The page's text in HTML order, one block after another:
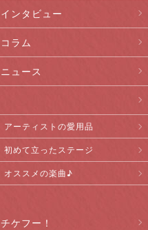
インタビュー
コラム
ニュース
アーティストの愛用品
初めて立ったステージ
オススメの楽曲♪
チケフー！